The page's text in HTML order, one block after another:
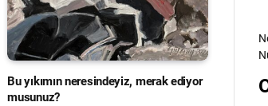
Bu yıkımın neresindeyiz, merak ediyor
musunuz?